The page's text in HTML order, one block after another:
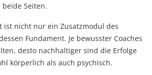
Seiten.
ist nicht nur ein Zusatzmodul des
Fundament. Je bewusster Coaches
desto nachhaltiger sind die Erfolge
körperlich als auch psychisch.